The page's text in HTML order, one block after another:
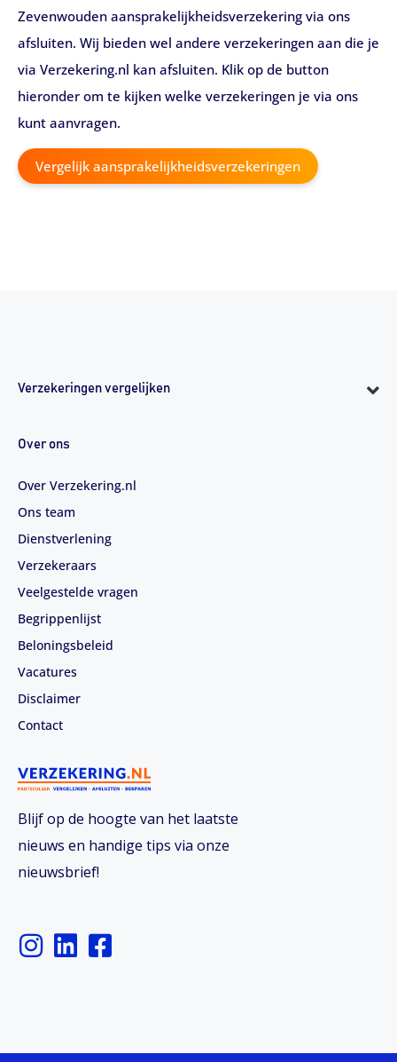
Zevenwouden aansprakelijkheidsverzekering via ons
afsluiten. Wij bieden wel andere verzekeringen aan die je
via Verzekering.nl kan afsluiten. Klik op de button
hieronder om te kijken welke verzekeringen je via ons
kunt aanvragen.
Vergelijk aansprakelijkheidsverzekeringen
Blijf op de hoogte van het laatste
nieuws en handige tips via onze
nieuwsbrief!
I
n
L
i
F
a
Verzekeringen vergelijken
Over ons
Over Verzekering.nl
Ons team
Dienstverlening
Verzekeraars
Veelgestelde vragen
Begrippenlijst
Beloningsbeleid
Vacatures
Disclaimer
Contact